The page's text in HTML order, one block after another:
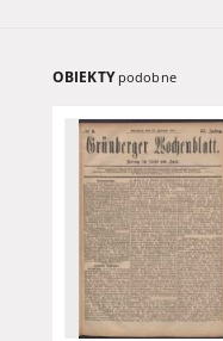
OBIEKTY podobne